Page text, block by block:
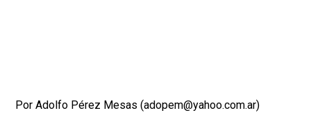
Por Adolfo Pérez Mesas (adopem@yahoo.com.ar)